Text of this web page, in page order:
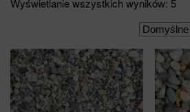
Wyświetlanie wszystkich wyników: 5